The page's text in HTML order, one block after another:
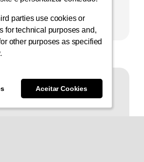
parties use cookies or
for technical purposes and,
other purposes as specified
Aceitar Cookies
parties use cookies or
for technical purposes and,
other purposes as specified
Aceitar Cookies